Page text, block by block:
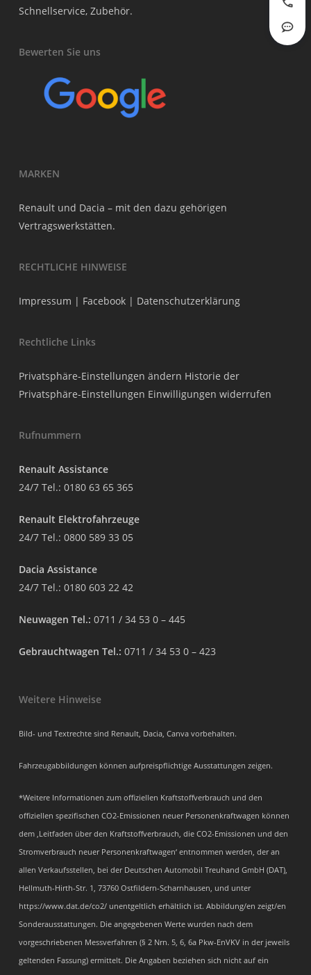
Schnellservice, Zubehör.
Bewerten Sie uns
MARKEN
Renault und Dacia – mit den dazu gehörigen
Vertragswerkstätten.
RECHTLICHE HINWEISE
Impressum | Facebook| Datenschutzerklärung
Rechtliche Links
Privatsphäre-Einstellungen ändern Historie der
Privatsphäre-Einstellungen Einwilligungen widerrufen
Rufnummern
Renault Assistance
24/7 Tel.: 0180 63 65 365
Renault Elektrofahrzeuge
24/7 Tel.: 0800 589 33 05
Dacia Assistance
24/7 Tel.: 0180 603 22 42
Neuwagen Tel.: 0711 / 34 53 0 – 445
Gebrauchtwagen Tel.: 0711 / 34 53 0 – 423
Weitere Hinweise
Bild- und Textrechte sind Renault, Dacia, Canva vorbehalten.
Fahrzeugabbildungen können aufpreispflichtige Ausstattungen zeigen.
*Weitere Informationen zum offiziellen Kraftstoffverbrauch und den
offiziellen spezifischen CO2-Emissionen neuer Personenkraftwagen können
dem ‚Leitfaden über den Kraftstoffverbrauch, die CO2-Emissionen und den
Stromverbrauch neuer Personenkraftwagen‘ entnommen werden, der an
allen Verkaufsstellen, bei der Deutschen Automobil Treuhand GmbH (DAT),
Hellmuth-Hirth-Str. 1, 73760 Ostfildern-Scharnhausen, und unter
https://www.dat.de/co2/ unentgeltlich erhältlich ist. Abbildung/en zeigt/en
Sonderausstattungen. Die angegebenen Werte wurden nach dem
vorgeschriebenen Messverfahren (§ 2 Nrn. 5, 6, 6a Pkw-EnVKV in der jeweils
geltenden Fassung) ermittelt. Die Angaben beziehen sich nicht auf ein
Jetzt